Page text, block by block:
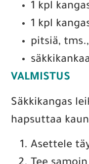
1 kpl
1 kpl
pitsiä,
VALMISTUS
Säkkikangas
hapsuttaa
Asettele